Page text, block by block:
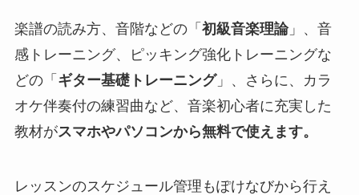
楽譜の読み方、音階などの「 初級音楽理論」、音
感トレーニング、ピッキング強化トレーニングな
どの「 ギター基礎トレーニング」、さらに、カラ
オケ伴奏付の練習曲など、音楽初心者に充実した
教材がスマホやパソコンから無料で使えます。
レッスンのスケジュール管理もぽけなびから行え